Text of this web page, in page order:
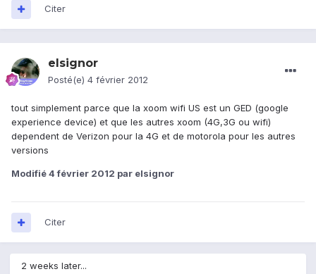
Citer
elsignor
Posté(e) 4 février 2012
tout simplement parce que la xoom wifi US est un GED (google
experience device) et que les autres xoom (4G,3G ou wifi)
dependent de Verizon pour la 4G et de motorola pour les autres
versions
Modifié4 février 2012 par elsignor
Citer
2 weeks later...